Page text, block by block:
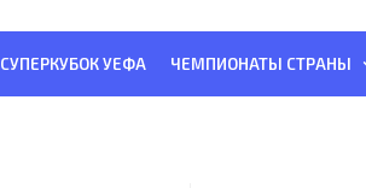
СУПЕРКУБОК УЕФА ЧЕМПИОНАТЫ СТРАНЫ